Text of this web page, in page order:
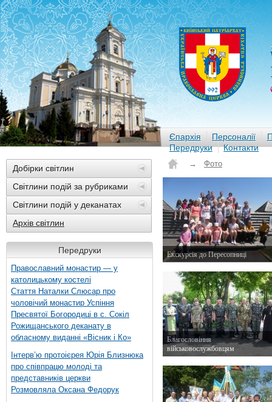
Єпархія Персоналії
Передруки
Контакти
Добірки світлин
Світлини подій за рубриками
Світлини подій у деканатах
Архів світлин
Передруки
Православний монастир — у
католицькому костелі
Стаття Наталки Слюсар про
чоловічий монастир Успіння
Пресвятої Богородиці в с. Сокіл
Рожищанського деканату в
обласному виданні «Вісник і Ко»
Інтерв’ю протоієрея Юрія Близнюка
про співпрацю молоді та
представників церкви
Розмовляла Оксана Федорук
→ Фото
Екскурсія до Пересопниці
Благословіння
військовослужбовцям